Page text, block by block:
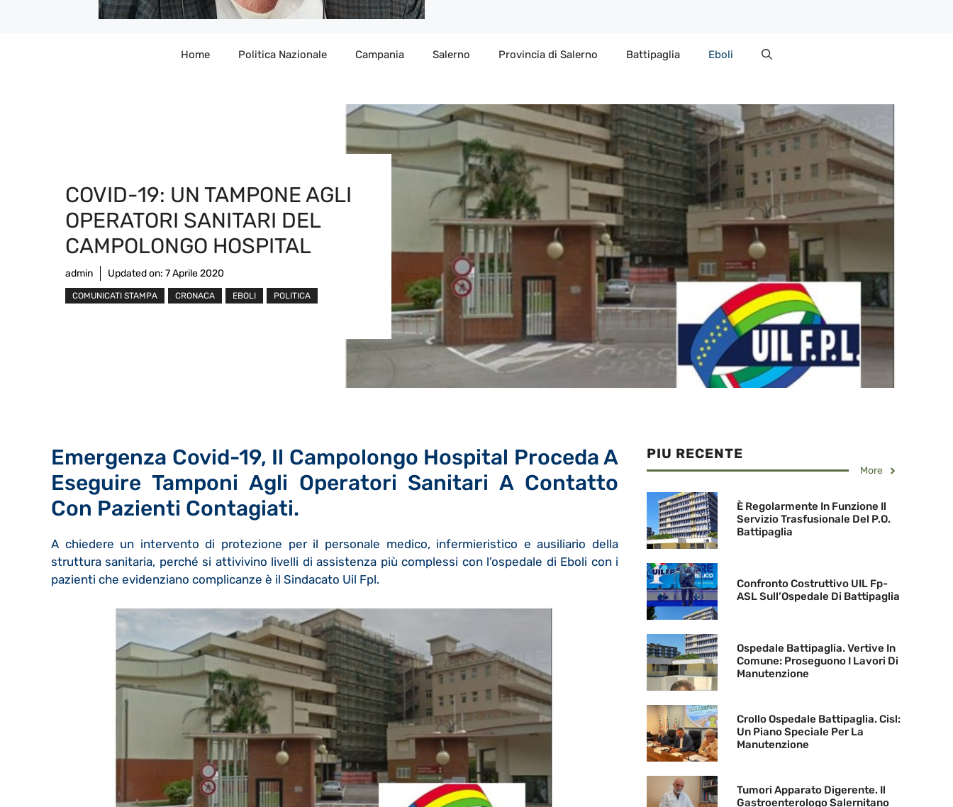
Home Politica Nazionale Campania Salerno Provincia di Salerno Battipaglia Eboli
COVID-19: UN TAMPONE AGLI
OPERATORI SANITARI DEL
CAMPOLONGO HOSPITAL
admin Updated on: 7 Aprile 2020
COMUNICATI STAMPA CRONACA EBOLI POLITICA
Emergenza Covid-19, Il Campolongo Hospital Proceda A
Eseguire Tamponi Agli Operatori Sanitari A Contatto
Con Pazienti Contagiati.
A chiedere un intervento di protezione per il personale medico, infermieristico e ausiliario della
struttura sanitaria, perché si attivivino livelli di assistenza più complessi con l’ospedale di Eboli con i
pazienti che evidenziano complicanze è il Sindacato Uil Fpl.
PIU RECENTE
More
È Regolarmente In Funzione Il
Servizio Trasfusionale Del P.O.
Battipaglia
Confronto Costruttivo UIL Fp-
ASL Sull’Ospedale Di Battipaglia
Ospedale Battipaglia. Vertive In
Comune: Proseguono I Lavori Di
Manutenzione
Crollo Ospedale Battipaglia. Cisl:
Un Piano Speciale Per La
Manutenzione
Tumori Apparato Digerente. Il
Gastroenterologo Salernitano